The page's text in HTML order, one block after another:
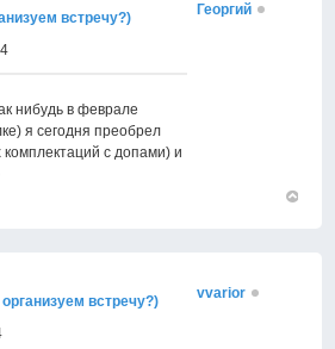
встречу?)
нибудь в феврале
я сегодня преобрел
с допами) и
Георгий
встречу?)
vvarior